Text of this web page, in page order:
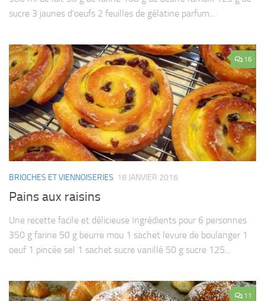
sucre 3 jaunes d’oeufs 2 feuilles de gélatine parfum...
16
BRIOCHES ET VIENNOISERIES 18 JANVIER 2016
Pains aux raisins
Une recette facile et délicieuse Ingrédients pour 6 personnes
350 g farine 50 g beurre mou 1 sachet levure de boulanger 1
oeuf 1 pincée sel 1 sachet sucre vanillé 50 g sucre 125...
11